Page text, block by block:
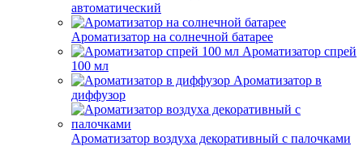
автоматический
Ароматизатор на солнечной батарее
Ароматизатор спрей
100 мл
Ароматизатор в
диффузор
Ароматизатор воздуха декоративный с палочками